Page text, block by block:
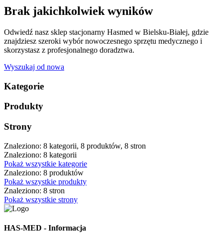
Brak jakichkolwiek wyników
Odwiedź nasz sklep stacjonarny Hasmed w Bielsku-Białej, gdzie
znajdziesz szeroki wybór nowoczesnego sprzętu medycznego i
skorzystasz z profesjonalnego doradztwa.
Wyszukaj od nowa
Kategorie
Produkty
Strony
Znaleziono: 8 kategorii, 8 produktów, 8 stron
Znaleziono: 8 kategorii
Pokaż wszystkie kategorie
Znaleziono: 8 produktów
Pokaż wszystkie produkty
Znaleziono: 8 stron
Pokaż wszystkie strony
HAS-MED - Informacja